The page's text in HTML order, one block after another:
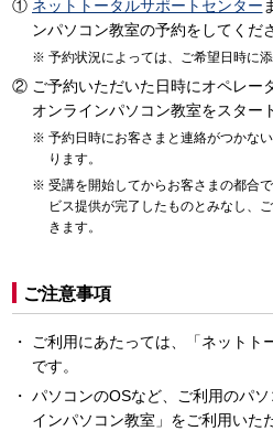
ネットトータルサポートセンター
ンパソコン教室の予約をしてくだ
予約状況によっては、ご希望日時に
ご予約いただいた日時にオペレー
オンラインパソコン教室をスター
予約日時にお客さまと連絡がつかな
ります。
受講を開始してからお客さまの都合
ビス提供が完了したものとみなし、
きます。
ご注意事項
ご利用にあたっては、「ネットト
です。
パソコンのOSなど、ご利用のパ
インパソコン教室」をご利用いた